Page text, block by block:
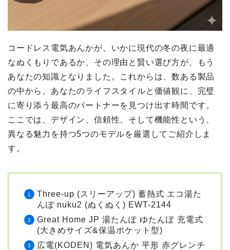
コードレス電気あんかが、いかに現代の冬の夜に最適
なぬくもりであるか、その理由と賢い選び方が、もう
あなたの知識となりました。これからは、数ある製品
の中から、あなたのライフスタイルと価値観に、完璧
に寄り添う最高のパートナーを見つけ出す時間です。
ここでは、デザイン、信頼性、そして機能性という、
異なる魅力を持つ5つのモデルを厳選してご紹介しま
す。
Three-up (スリーアップ) 蓄熱式 エコ湯た
んぽ nuku2 (ぬくぬく) EWT-2144
Great Home JP 湯たんぽ ゆたんぽ 充電式
(大きめサイズ&保温ポケット型)
広電(KODEN) 電気あんか 平形 赤グレンチ